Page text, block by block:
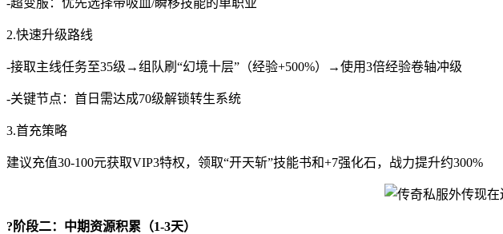
2.快速升级路线
-接取主线任务至35级→组队刷“幻境十层”（经验+500%）→使用3倍经验卷轴冲级
-关键节点：首日需达成70级解锁转生系统
3.首充策略
建议充值30-100元获取VIP3特权，领取“开天斩”技能书和+7强化石，战力提升约300%
?阶段二：中期资源积累（1-3天）